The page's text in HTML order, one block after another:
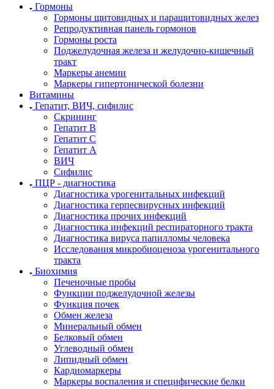
Гормоны
Гормоны щитовидных и паращитовидных желез
Репродуктивная панель гормонов
Гормоны роста
Поджелудочная железа и желудочно-кишечный
тракт
Маркеры анемии
Маркеры гипертонической болезни
Витамины
Гепатит, ВИЧ, сифилис
Скрининг
Гепатит В
Гепатит С
Гепатит А
ВИЧ
Сифилис
ПЦР - диагностика
Диагностика урогенитальных инфекций
Диагностика герпесвирусных инфекций
Диагностика прочих инфекций
Диагностика инфекций респираторного тракта
Диагностика вируса папилломы человека
Исследования микробиоценоза урогенитального
тракта
Биохимия
Печеночные пробы
Функции поджелудочной железы
Функция почек
Обмен железа
Минеральный обмен
Белковый обмен
Углеводный обмен
Липидный обмен
Кардиомаркеры
Маркеры воспаления и специфические белки